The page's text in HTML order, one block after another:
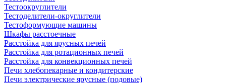
Тестоокруглители
Тестоделители-округлители
Тестоформующие машины
Шкафы расстоечные
Расстойка для ярусных печей
Расстойка для ротационных печей
Расстойка для конвекционных печей
Печи хлебопекарные и кондитерские
Печи электрические ярусные (подовые)